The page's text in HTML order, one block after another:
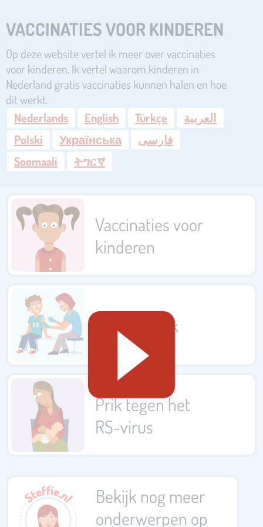
VACCINATIES VOOR KINDEREN
Op deze website vertel ik meer over vaccinaties
voor kinderen. Ik vertel waarom kinderen in
Nederland gratis vaccinaties kunnen halen en hoe
dit werkt.
Nederlands
English Türkçe
العربية
Polski
Українська
فارسی
Soomaali
ትግርኛ
Vaccinaties voor
kinderen
De HPV-prik
Prik tegen het
RS-virus
Bekijk nog meer
onderwerpen op